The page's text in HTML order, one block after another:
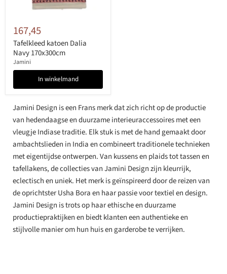
167,45
Tafelkleed katoen Dalia
Navy 170x300cm
Jamini
In winkelmand
Jamini Design is een Frans merk dat zich richt op de productie
van hedendaagse en duurzame interieuraccessoires met een
vleugje Indiase traditie. Elk stuk is met de hand gemaakt door
ambachtslieden in India en combineert traditionele technieken
met eigentijdse ontwerpen. Van kussens en plaids tot tassen en
tafellakens, de collecties van Jamini Design zijn kleurrijk,
eclectisch en uniek. Het merk is geïnspireerd door de reizen van
de oprichtster Usha Bora en haar passie voor textiel en design.
Jamini Design is trots op haar ethische en duurzame
productiepraktijken en biedt klanten een authentieke en
stijlvolle manier om hun huis en garderobe te verrijken.